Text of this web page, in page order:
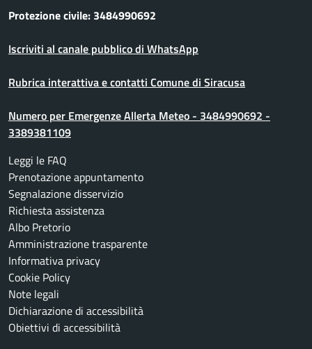
Protezione civile: 3484990692
Iscriviti al canale pubblico di WhatsApp
Rubrica interattiva e contatti Comune di Siracusa
Numero per Emergenze Allerta Meteo - 3484990692 -
3389381109
Leggi le FAQ
Prenotazione appuntamento
Segnalazione disservizio
Richiesta assistenza
Albo Pretorio
Amministrazione trasparente
Informativa privacy
Cookie Policy
Note legali
Dichiarazione di accessibilità
Obiettivi di accessibilità